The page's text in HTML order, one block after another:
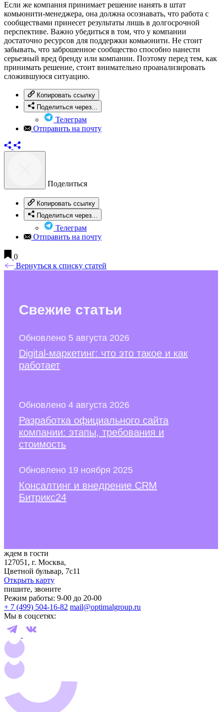
Если же компания принимает решение нанять в штат
комьюнити-менеджера, она должна осознавать, что работа с
сообществами принесет результаты лишь в долгосрочной
перспективе. Важно убедиться в том, что у компании
достаточно ресурсов для поддержки комьюнити. Не стоит
забывать, что заброшенное сообщество способно нанести
серьезный вред бренду или компании. Поэтому перед тем, как
принимать решение, стоит внимательно проанализировать
сложившуюся ситуацию.
Копировать ссылку
Поделиться через...
Телеграм
Отправить на почту
Поделиться
Копировать ссылку
Поделиться через...
Телеграм
Отправить на почту
0
Вернуться к списку статей
Свежие статьи
Обновлено 5 августа 2026
Digital-маркетинг: что это такое и как
работает
Обновлено 4 августа 2026
Разработка официального сайта
компании: этапы, требования и
стоимость
Обновлено 19 ноября 2025
Консалтинг и внедрение CRM
Битрикс24
ждем в гости
127051, г. Москва,
Цветной бульвар, 7с11
Открыть карту
пишите, звоните
Режим работы: 9-00 до 20-00
+ 7 (499) 504-16-82 mail@optimalgroup.ru
Мы в соцсетях: